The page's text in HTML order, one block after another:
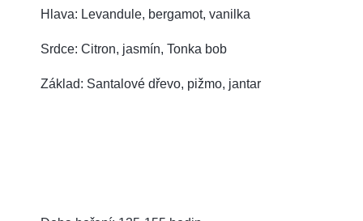
Hlava: Levandule, bergamot, vanilka
Srdce: Citron, jasmín, Tonka bob
Základ: Santalové dřevo, pižmo, jantar